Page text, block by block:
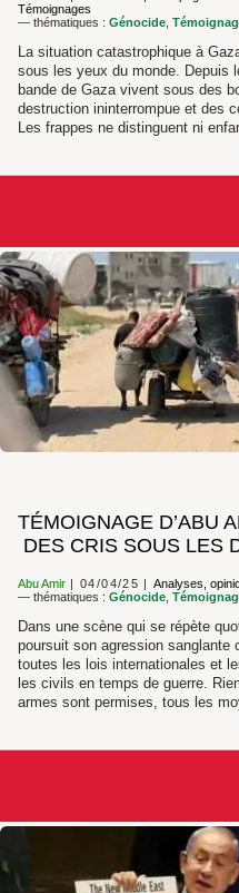
Témoignages
— thématiques : Génocide
La situation catastrophique à
sous les yeux du monde. Depuis
bande de Gaza vivent sous des
destruction ininterrompue et des
Les frappes ne distinguent ni
TÉMOIGNAGE D’ABU
DES CRIS SOUS LES
Abu Amir 04/04/25 Analyses,
— thématiques : Génocide
Dans une scène qui se répète
poursuit son agression sanglante
toutes les lois internationales et
les civils en temps de guerre.
armes sont permises, tous les